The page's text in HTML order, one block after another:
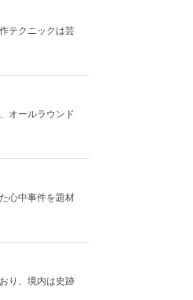
テクニックは芸
オールラウンド
心中事件を題材
り、境内は史跡